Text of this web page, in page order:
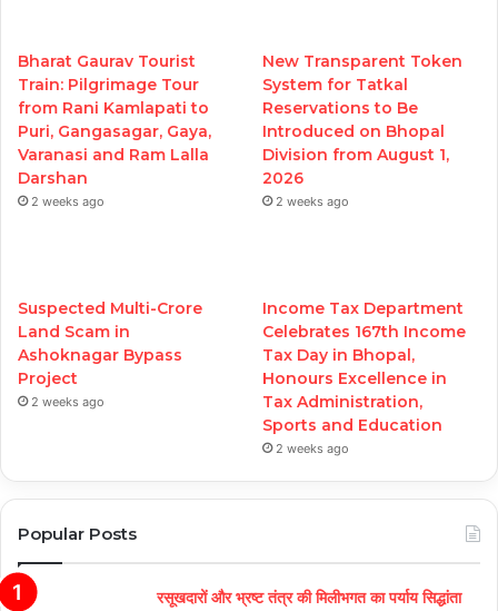
Bharat Gaurav Tourist
Train: Pilgrimage Tour
from Rani Kamlapati to
Puri, Gangasagar, Gaya,
Varanasi and Ram Lalla
Darshan
2 weeks ago
New Transparent Token
System for Tatkal
Reservations to Be
Introduced on Bhopal
Division from August 1,
2026
2 weeks ago
Suspected Multi-Crore
Land Scam in
Ashoknagar Bypass
Project
2 weeks ago
Income Tax Department
Celebrates 167th Income
Tax Day in Bhopal,
Honours Excellence in
Tax Administration,
Sports and Education
2 weeks ago
Popular Posts
रसूखदारों और भ्रष्ट तंत्र की मिलीभगत का पर्याय सिद्धांता